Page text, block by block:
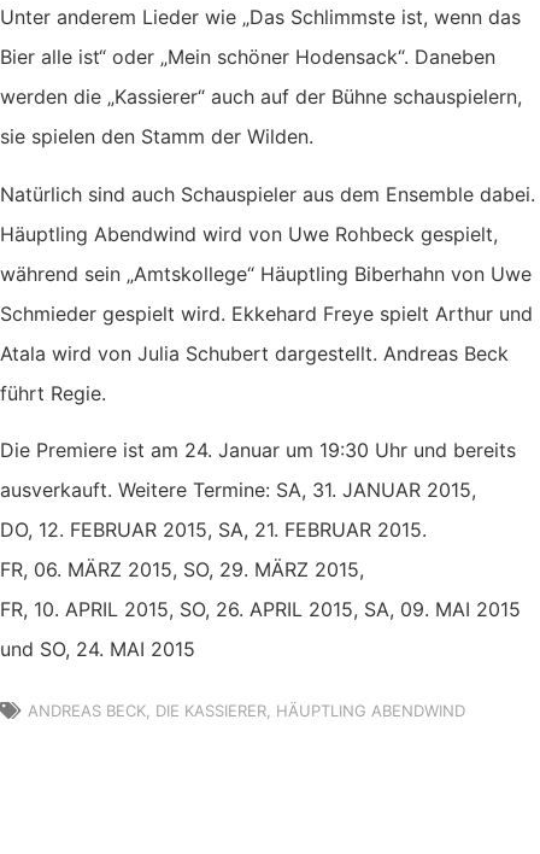
Unter anderem Lieder wie „Das Schlimmste ist, wenn das
Bier alle ist“ oder „Mein schöner Hodensack“. Daneben
werden die „Kassierer“ auch auf der Bühne schauspielern,
sie spielen den Stamm der Wilden.
Natürlich sind auch Schauspieler aus dem Ensemble dabei.
Häuptling Abendwind wird von Uwe Rohbeck gespielt,
während sein „Amtskollege“ Häuptling Biberhahn von Uwe
Schmieder gespielt wird. Ekkehard Freye spielt Arthur und
Atala wird von Julia Schubert dargestellt. Andreas Beck
führt Regie.
Die Premiere ist am 24. Januar um 19:30 Uhr und bereits
ausverkauft. Weitere Termine: SA, 31. JANUAR 2015,
DO, 12. FEBRUAR 2015, SA, 21. FEBRUAR 2015.
FR, 06. MÄRZ 2015, SO, 29. MÄRZ 2015,
FR, 10. APRIL 2015, SO, 26. APRIL 2015, SA, 09. MAI 2015
und SO, 24. MAI 2015
ANDREAS BECK DIE KASSIERER HÄUPTLING ABENDWIND